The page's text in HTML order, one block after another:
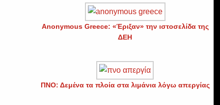
Anonymous Greece: «Έριξαν» την ιστοσελίδα της
ΔΕΗ
ΠΝΟ: Δεμένα τα πλοία στα λιμάνια λόγω απεργίας